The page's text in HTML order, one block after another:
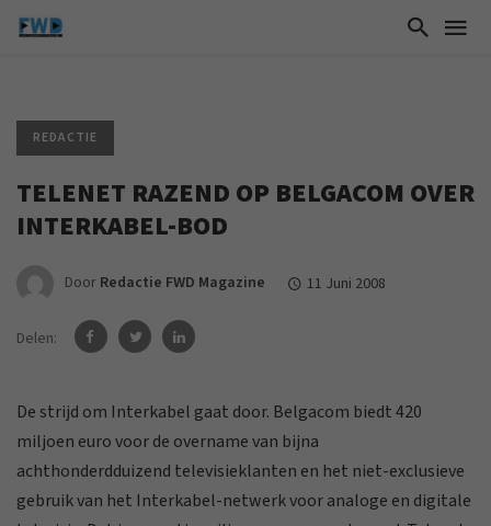
REDACTIE
TELENET RAZEND OP BELGACOM OVER
INTERKABEL-BOD
Door Redactie FWD Magazine 11 Juni 2008
Delen:
De strijd om Interkabel gaat door. Belgacom biedt 420
miljoen euro voor de overname van bijna
achthonderdduizend televisieklanten en het niet-exclusieve
gebruik van het Interkabel-netwerk voor analoge en digitale